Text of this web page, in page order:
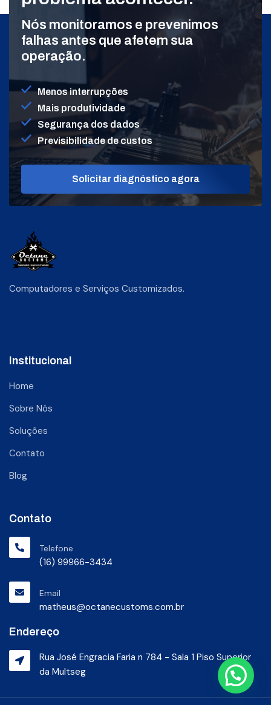
Nós monitoramos e prevenimos
falhas antes que afetem sua
operação.
Menos interrupções
Mais produtividade
Segurança dos dados
Previsibilidade de custos
Solicitar diagnóstico agora
Computadores e Serviços Customizados.
Institucional
Home
Sobre Nós
Soluções
Contato
Blog
Contato
Telefone
(16) 99966-3434
Email
matheus@octanecustoms.com.br
Endereço
Rua José Engracia Faria n 784 - Sala 1 Piso Superior
da Multseg